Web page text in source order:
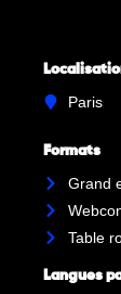
Paris
Formats
Grand
Table
Langues